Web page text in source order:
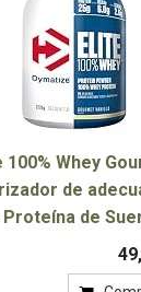
Whey
de
de